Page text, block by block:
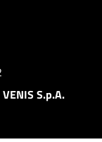
S.p.A.